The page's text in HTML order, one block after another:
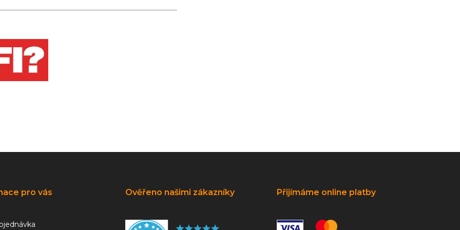
pro vás Ověřeno našimi zákazníky Přijímáme online platby